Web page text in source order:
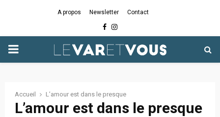
A propos Newsletter Contact
Facebook
Instagram
PRIMARY
Accueil L’amour est dans le presque
L’amour est dans le presque